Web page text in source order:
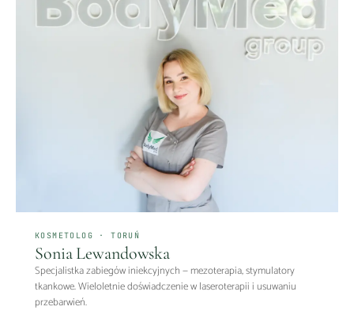
KOSMETOLOG · TORUŃ
Sonia Lewandowska
Specjalistka zabiegów iniekcyjnych — mezoterapia, stymulatory
tkankowe. Wieloletnie doświadczenie w laseroterapii i usuwaniu
przebarwień.